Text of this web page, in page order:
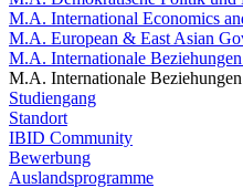
M.A. International Economics
M.A. European & East Asian
M.A. Internationale
M.A. Internationale
Studiengang
Standort
IBID Community
Bewerbung
Auslandsprogramme